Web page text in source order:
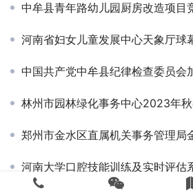
中牟县青年路幼儿园厨房改造项
河南省妇女儿童发展中心天象厅球幕演示系统
中国共产党中牟县纪律检查委员会加密安
林州市园林绿化事务中心2023年秋冬行道树补植
郑州市金水区直属机关事务管理局金水区黄河路办公区
河南大学口腔技能训练及实时评估系